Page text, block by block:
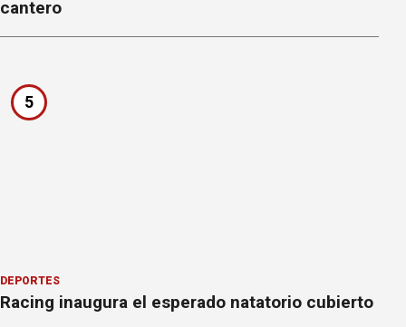
cantero
5
DEPORTES
Racing inaugura el esperado natatorio cubierto